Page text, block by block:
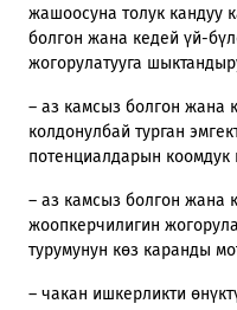
жашоосуна толук кандуу
болгон жана кедей үй-
жогорулатууга
– аз камсыз болгон жана
колдонулбай турган
потенциалдарын коомдук
– аз камсыз болгон жана
жоопкерчилигин
турумунун көз каранды
– чакан ишкерликти